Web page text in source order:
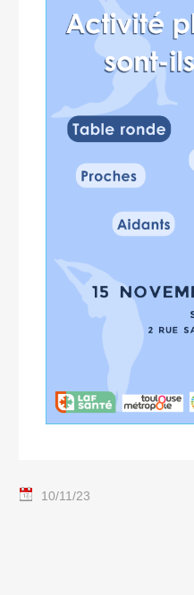
10/11/23